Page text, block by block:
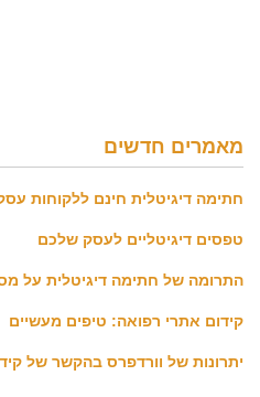
מאמרים חדשים
חתימה דיגיטלית חינם ללקוחות
טפסים דיגיטליים לעסק שלכם
התרומה של חתימה דיגיטלית על
קידום אתרי רפואה: טיפים מעשיים
יתרונות של וורדפרס בהקשר של